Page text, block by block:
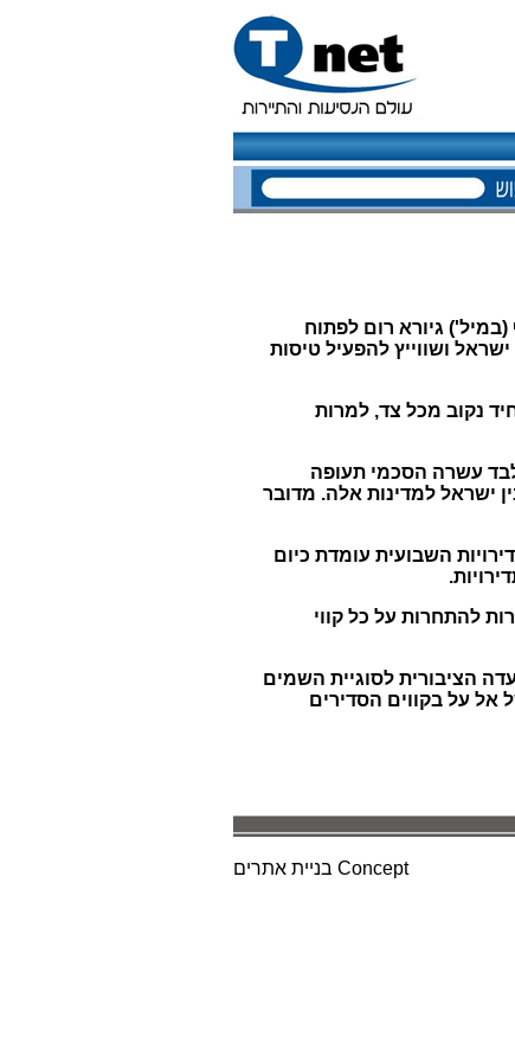
גיורא רום לפתוח
ושווייץ להפעיל טיסות
נקוב מכל צד, למרות
עשרה הסכמי תעופה
ישראל למדינות אלה. מדובר
השבועית עומדת כיום
להתחרות על כל קווי
הציבורית לסוגיית השמים
על בקווים הסדירים
בניית אתרים Concept